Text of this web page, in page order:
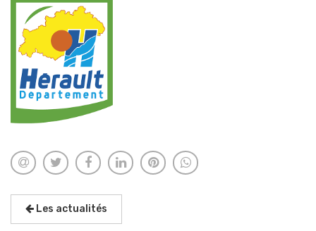
Les actualités